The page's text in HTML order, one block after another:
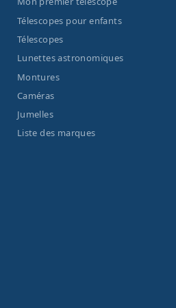
Télescopes pour enfants
Télescopes
Lunettes astronomiques
Montures
Caméras
Jumelles
Liste des marques